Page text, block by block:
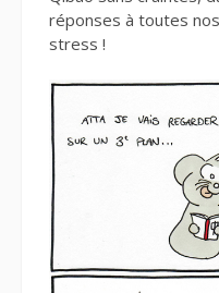
réponses à toutes
stress !